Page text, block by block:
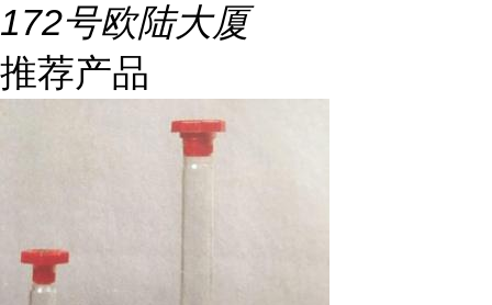
172号欧陆大厦
推荐产品